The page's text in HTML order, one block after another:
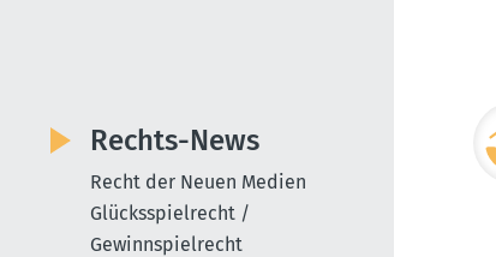
Rechts-News
Recht der Neuen Medien
Glücksspielrecht /
Gewinnspielrecht